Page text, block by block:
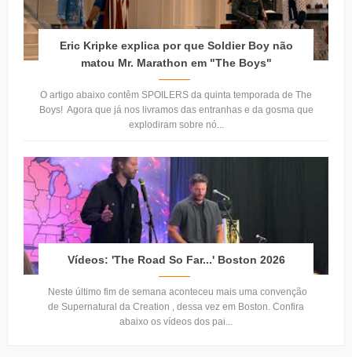
Eric Kripke explica por que Soldier Boy não
matou Mr. Marathon em "The Boys"
O artigo abaixo contêm SPOILERS da quinta temporada de The
Boys! Agora que já nos livramos das entranhas e da gosma que
explodiram sobre nó...
Vídeos: 'The Road So Far...' Boston 2026
Neste último fim de semana aconteceu mais uma convenção
de Supernatural da Creation , dessa vez em Boston. Confira
abaixo os vídeos dos pai...